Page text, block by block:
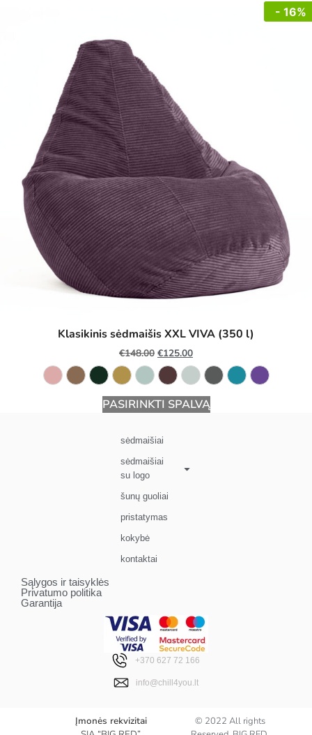
- 16%
Klasikinis sėdmaišis XXL VIVA (350 l)
€148.00 €125.00
PASIRINKTI SPALVĄ
sėdmaišiai
sėdmaišiai
su logo
šunų guoliai
pristatymas
kokybė
kontaktai
Sąlygos ir taisyklės
Privatumo politika
Garantija
+370 627 72 166
info@chill4you.lt
Įmonės rekvizitai
© 2022 All rights